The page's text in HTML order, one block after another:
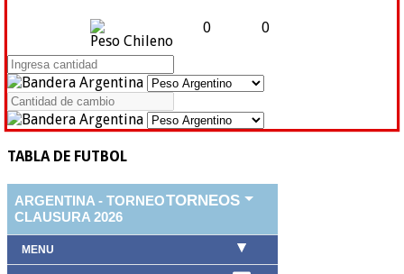
Peso Chileno
0 0
TABLA DE FUTBOL